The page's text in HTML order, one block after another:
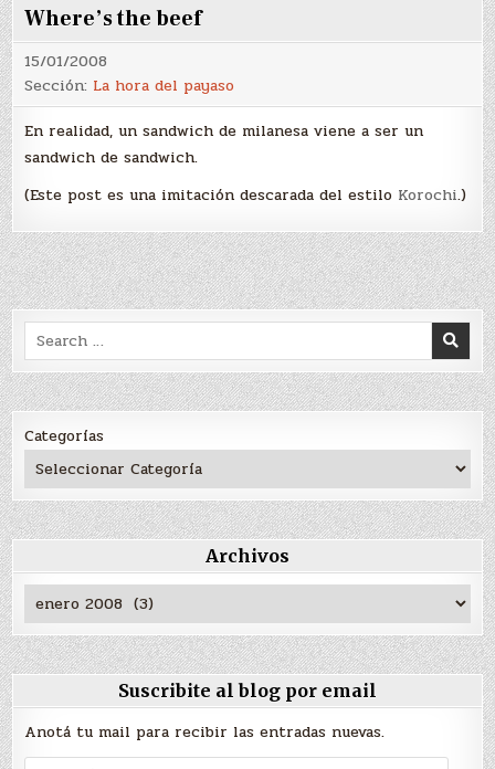
Where’s the beef
15/01/2008
Sección: La hora del payaso
En realidad, un sandwich de milanesa viene a ser un
sandwich de sandwich.
(Este post es una imitación descarada del estilo Korochi.)
Search
for:
Categorías
Archivos
Archivos
Suscribite al blog por email
Anotá tu mail para recibir las entradas nuevas.